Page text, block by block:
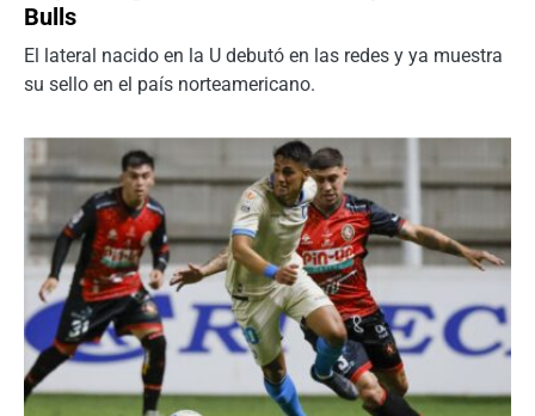
Bulls
El lateral nacido en la U debutó en las redes y ya muestra
su sello en el país norteamericano.